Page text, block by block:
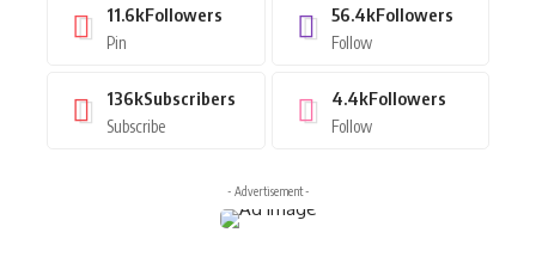
11.6kFollowers
Pin
56.4kFollowers
Follow
136kSubscribers
Subscribe
4.4kFollowers
Follow
- Advertisement -